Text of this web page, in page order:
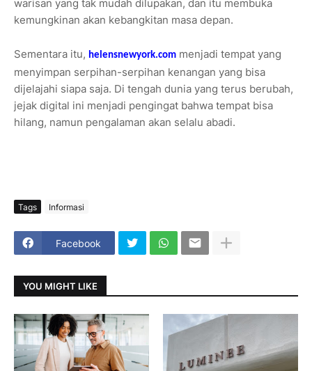
warisan yang tak mudah dilupakan, dan itu membuka
kemungkinan akan kebangkitan masa depan.
Sementara itu, helensnewyork.com menjadi tempat yang
menyimpan serpihan-serpihan kenangan yang bisa
dijelajahi siapa saja. Di tengah dunia yang terus berubah,
jejak digital ini menjadi pengingat bahwa tempat bisa
hilang, namun pengalaman akan selalu abadi.
Tags Informasi
Facebook
YOU MIGHT LIKE